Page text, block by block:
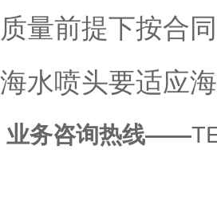
质量前提下按合
海水喷头要适应
业务咨询热线——